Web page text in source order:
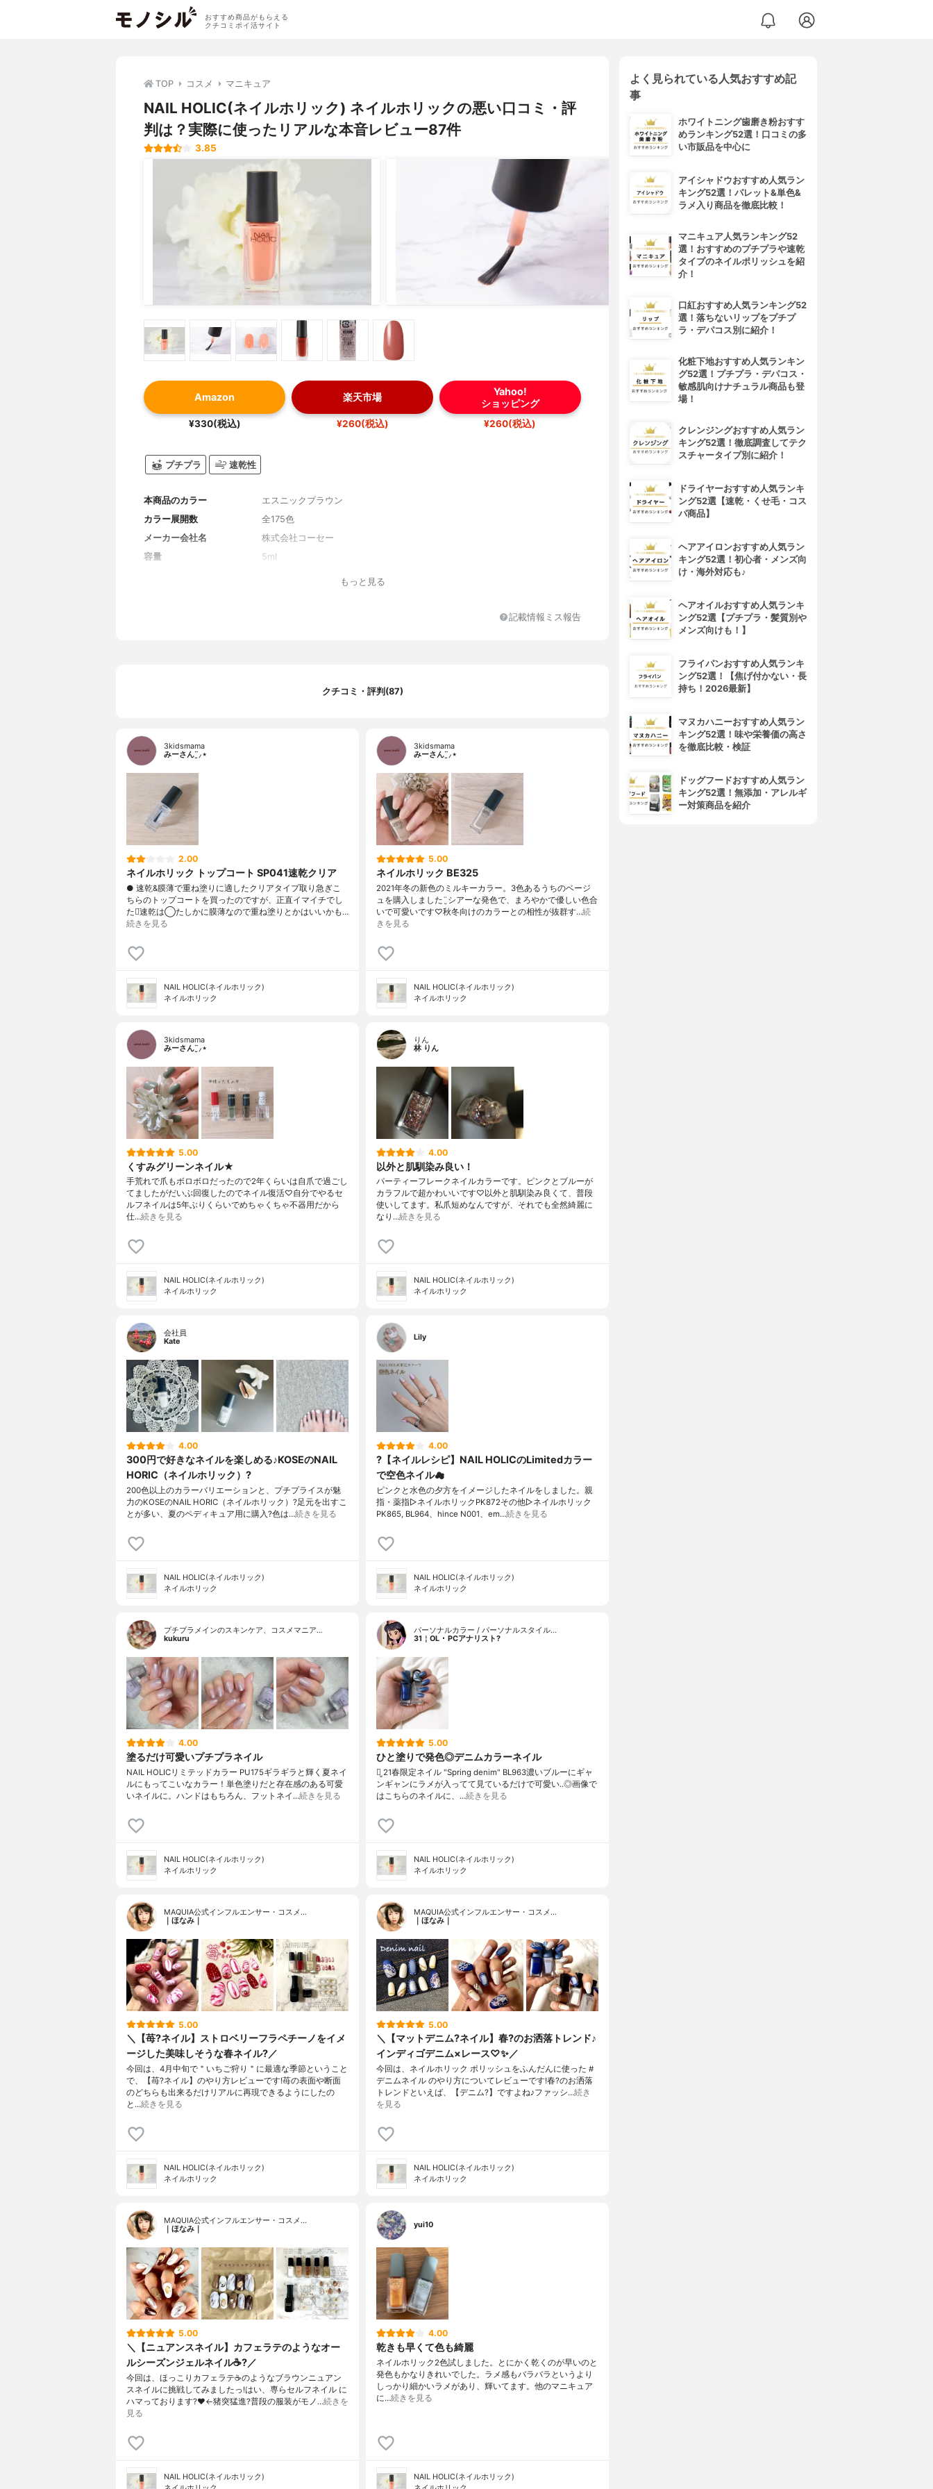
おすすめ商品がもらえる
クチコミポイ活サイト
TOP コスメ マニキュア
NAIL HOLIC(ネイルホリック) ネイルホリックの悪い口コミ・評
判は？実際に使ったリアルな本音レビュー87件
3.85
Amazon
¥330(税込)
楽天市場
¥260(税込)
Yahoo!
ショッピング
¥260(税込)
プチプラ 速乾性
本商品のカラー
エスニックブラウン
カラー展開数
全175色
メーカー会社名
株式会社コーセー
容量
5ml
もっと見る
記載情報ミス報告
クチコミ・評判(87)
3kidsmama
みーさん¨̮⸝⋆
2.00
ネイルホリック トップコート SP041速乾クリア
● 速乾&膜薄で重ね塗りに適したクリアタイプ取り急ぎこ
ちらのトップコートを買ったのですが、正直イマイチでし
たᯅ̈速乾は◯たしかに膜薄なので重ね塗りとかはいいかも…
続きを見る
NAIL HOLIC(ネイルホリック)
ネイルホリック
3kidsmama
みーさん¨̮⸝⋆
5.00
ネイルホリック BE325
2021年冬の新色のミルキーカラー。3色あるうちのベージ
ュを購入しました¨̮シアーな発色で、まろやかで優しい色合
いで可愛いです♡秋冬向けのカラーとの相性が抜群す…続
きを見る
NAIL HOLIC(ネイルホリック)
ネイルホリック
3kidsmama
みーさん¨̮⸝⋆
5.00
くすみグリーンネイル★
手荒れで爪もボロボロだったので2年くらいは自爪で過ごし
てましたがだいぶ回復したのでネイル復活♡自分でやるセ
ルフネイルは5年ぶりくらいでめちゃくちゃ不器用だから
仕…続きを見る
NAIL HOLIC(ネイルホリック)
ネイルホリック
りん
林 りん
4.00
以外と肌馴染み良い！
パーティーフレークネイルカラーです。ピンクとブルーが
カラフルで超かわいいです♡以外と肌馴染み良くて、普段
使いしてます。私爪短めなんですが、それでも全然綺麗に
なり…続きを見る
NAIL HOLIC(ネイルホリック)
ネイルホリック
会社員
Kate
4.00
300円で好きなネイルを楽しめる♪KOSEのNAIL
HORIC（ネイルホリック）?
200色以上のカラーバリエーションと、プチプライスが魅
力のKOSEのNAIL HORIC（ネイルホリック）?足元を出すこ
とが多い、夏のペディキュア用に購入?色は…続きを見る
NAIL HOLIC(ネイルホリック)
ネイルホリック
Lily
4.00
?【ネイルレシピ】NAIL HOLICのLimitedカラー
で空色ネイル☁
ピンクと水色の夕方をイメージしたネイルをしました。親
指・薬指▷ネイルホリックPK872その他▷ネイルホリック
PK865, BL964、hince N001、em…続きを見る
NAIL HOLIC(ネイルホリック)
ネイルホリック
プチプラメインのスキンケア、コスメマニア…
kukuru
4.00
塗るだけ可愛いプチプラネイル
NAIL HOLICリミテッドカラー PU175ギラギラと輝く夏ネイ
ルにもってこいなカラー！単色塗りだと存在感のある可愛
いネイルに。ハンドはもちろん、フットネイ…続きを見る
NAIL HOLIC(ネイルホリック)
ネイルホリック
パーソナルカラー / パーソナルスタイル…
31￤OL ･ PCアナリスト?
5.00
ひと塗りで発色◎デニムカラーネイル
‪ꪔ̤̮ 21春限定ネイル "Spring denim" BL963濃いブルーにギャ
ンギャンにラメが入ってて見ているだけで可愛い..◎画像で
はこちらのネイルに、…続きを見る
NAIL HOLIC(ネイルホリック)
ネイルホリック
MAQUIA公式インフルエンサー・コスメ…
｜ほなみ｜
5.00
＼【苺?ネイル】ストロベリーフラペチーノをイメ
ージした美味しそうな春ネイル?／
今回は、4月中旬で＂いちご狩り＂に最適な季節ということ
で、【苺?ネイル】のやり方レビューです!苺の表面や断面
のどちらも出来るだけリアルに再現できるようにしたの
と…続きを見る
NAIL HOLIC(ネイルホリック)
ネイルホリック
MAQUIA公式インフルエンサー・コスメ…
｜ほなみ｜
5.00
＼【マットデニム?ネイル】春?のお洒落トレンド♪
インディゴデニム×レース♡✨／
今回は、ネイルホリック ポリッシュをふんだんに使った #
デニムネイル のやり方についてレビューです!春?のお洒落
トレンドといえば、【デニム?】ですよね♪ファッシ…続き
を見る
NAIL HOLIC(ネイルホリック)
ネイルホリック
MAQUIA公式インフルエンサー・コスメ…
｜ほなみ｜
5.00
＼【ニュアンスネイル】カフェラテのようなオー
ルシーズンジェルネイル☕️?／
今回は、ほっこりカフェラテ☕️のようなブラウンニュアン
スネイルに挑戦してみましたっ!はい、専らセルフネイル に
ハマっております?❤️←猪突猛進?普段の服装がモノ…続きを
見る
NAIL HOLIC(ネイルホリック)
yui10
4.00
乾きも早くて色も綺麗
ネイルホリック2色試しました。とにかく乾くのが早いのと
発色もかなりきれいでした。ラメ感もバラバラというより
しっかり細かいラメがあり、輝いてます。他のマニキュア
に…続きを見る
NAIL HOLIC(ネイルホリック)
よく見られている人気おすすめ記
事
ホワイトニング歯磨き粉おすす
めランキング52選！口コミの多
い市販品を中心に
アイシャドウおすすめ人気ラン
キング52選！パレット&単色&
ラメ入り商品を徹底比較！
マニキュア人気ランキング52
選！おすすめのプチプラや速乾
タイプのネイルポリッシュを紹
介！
口紅おすすめ人気ランキング52
選！落ちないリップをプチプ
ラ・デパコス別に紹介！
化粧下地おすすめ人気ランキン
グ52選！プチプラ・デパコス・
敏感肌向けナチュラル商品も登
場！
クレンジングおすすめ人気ラン
キング52選！徹底調査してテク
スチャータイプ別に紹介！
ドライヤーおすすめ人気ランキ
ング52選【速乾・くせ毛・コス
パ商品】
ヘアアイロンおすすめ人気ラン
キング52選！初心者・メンズ向
け・海外対応も♪
ヘアオイルおすすめ人気ランキ
ング52選【プチプラ・髪質別や
メンズ向けも！】
フライパンおすすめ人気ランキ
ング52選！【焦げ付かない・長
持ち！2026最新】
マヌカハニーおすすめ人気ラン
キング52選！味や栄養価の高さ
を徹底比較・検証
ドッグフードおすすめ人気ラン
キング52選！無添加・アレルギ
ー対策商品を紹介